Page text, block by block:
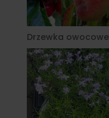
Drzewka owocowe